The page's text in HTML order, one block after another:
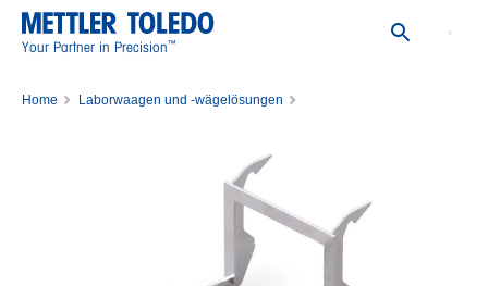
Your Partner in Precision™
Home
Laborwaagen und -wägelösungen
Waagschalen, Tropfschalen und Windschutz
Einweg Aluminiumpfannen (10 Stück)